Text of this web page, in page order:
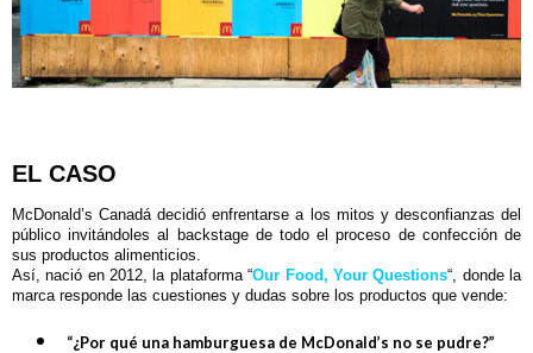
EL CASO
McDonald’s Canadá decidió enfrentarse a los mitos y desconfianzas del
público invitándoles al backstage de todo el proceso de confección de
sus productos alimenticios.
Así, nació en 2012, la plataforma “Our Food, Your Questions“, donde la
marca responde las cuestiones y dudas sobre los productos que vende:
“¿Por qué una hamburguesa de McDonald’s no se pudre?”